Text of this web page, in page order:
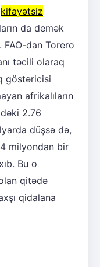
kifayətsiz
da demək
dan Torero
təcili olaraq
göstəricisi
afrikalıların
2.76
düşsə də,
milyondan bir
Bu o
qitədə
qidalana